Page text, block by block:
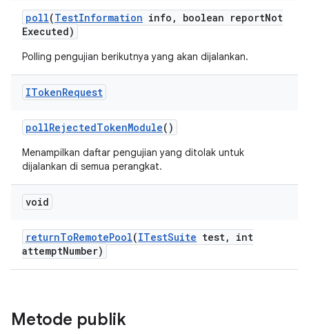
poll(TestInformation info , boolean reportNot
Executed)
Polling pengujian berikutnya yang akan dijalankan.
ITokenRequest
pollRejectedTokenModule()
Menampilkan daftar pengujian yang ditolak untuk
dijalankan di semua perangkat.
void
returnToRemotePool(ITestSuite test,
int
attemptNumber)
Metode publik